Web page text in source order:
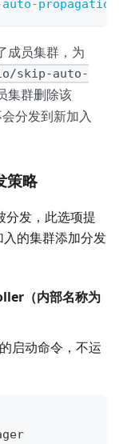
propagation
成员集群，为
skip-auto-
集群删除该
分发到新加入
策略
分发，此选项提
的集群添加分发
（内部名称为
的启动命令，不运